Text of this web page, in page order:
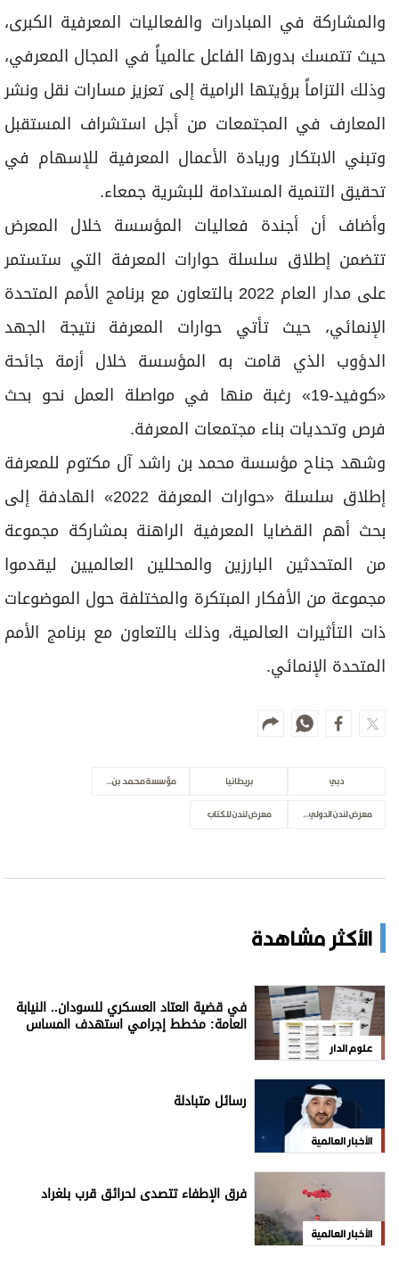
والمشاركة في المبادرات والفعاليات المعرفية الكبرى،
حيث تتمسك بدورها الفاعل عالمياً في المجال المعرفي،
وذلك التزاماً برؤيتها الرامية إلى تعزيز مسارات نقل ونشر
المعارف في المجتمعات من أجل استشراف المستقبل
وتبني الابتكار وريادة الأعمال المعرفية للإسهام في
تحقيق التنمية المستدامة للبشرية جمعاء.
وأضاف أن أجندة فعاليات المؤسسة خلال المعرض
تتضمن إطلاق سلسلة حوارات المعرفة التي ستستمر
على مدار العام 2022 بالتعاون مع برنامج الأمم المتحدة
الإنمائي، حيث تأتي حوارات المعرفة نتيجة الجهد
الدؤوب الذي قامت به المؤسسة خلال أزمة جائحة
«كوفيد-19» رغبة منها في مواصلة العمل نحو بحث
فرص وتحديات بناء مجتمعات المعرفة.
وشهد جناح مؤسسة محمد بن راشد آل مكتوم للمعرفة
إطلاق سلسلة «حوارات المعرفة 2022» الهادفة إلى
بحث أهم القضايا المعرفية الراهنة بمشاركة مجموعة
من المتحدثين البارزين والمحللين العالميين ليقدموا
مجموعة من الأفكار المبتكرة والمختلفة حول الموضوعات
ذات التأثيرات العالمية، وذلك بالتعاون مع برنامج الأمم
المتحدة الإنمائي.
دبي بريطانيا مؤسسة محمد بن راشد للمعرفة
معرض لندن الدولي للكتاب معرض لندن للكتاب
الأكثر مشاهدة
علوم الدار
في قضية العتاد العسكري للسودان.. النيابة
العامة: مخطط إجرامي استهدف المساس
الأخبار العالمية
رسائل متبادلة
الأخبار العالمية
فرق الإطفاء تتصدى لحرائق قرب بلغراد